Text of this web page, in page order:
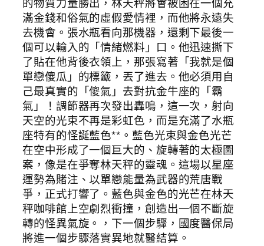
滿金錢和俗氣的虛假愛情裡，而他將永遠失
去機會。張水瓶看向那機器，還剩下最後一
個可以輸入的「情緒燃料」口。他迅速撕下
了貼在他背後衣領上，那張寫著「我就是個
單戀傻瓜」的標籤，丟了進去。他必須用自
己最真實的「傻氣」去對抗金牛座的「霸
氣」！調節器再次發出轟鳴，這一次，射向
天空的光束不再是彩虹色，而是充滿了水瓶
座特有的怪誕藍色**。藍色光束與金色光芒
在空中形成了一個巨大的、旋轉著的太極圖
案，像是在爭奪林天秤的靈魂。這場以星座
運勢為賭注、以單戀能量為武器的荒唐戰
爭，正式打響了。藍色與金色的光芒在林天
秤咖啡館上空劇烈衝撞，創造出一個不斷旋
轉的怪異氣旋。，下一個步驟，國度醫保局
將進一個步驟落實異地就醫結算。